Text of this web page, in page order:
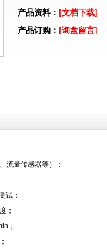
产品资料： [文档下载]
产品订购： [询盘留言]
流量传感器等）；
试；
；
；